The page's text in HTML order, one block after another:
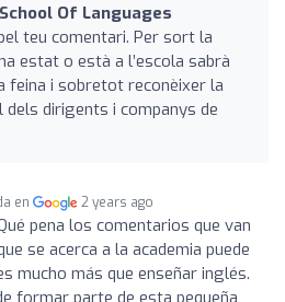
Of Languages
teu comentari. Per sort la
estat o està a l’escola sabrà
feina i sobretot reconèixer la
dirigents i companys de
en 2 years ago
pena los comentarios que van
se acerca a la academia puede
mucho más que enseñar inglés.
formar parte de esta pequeña